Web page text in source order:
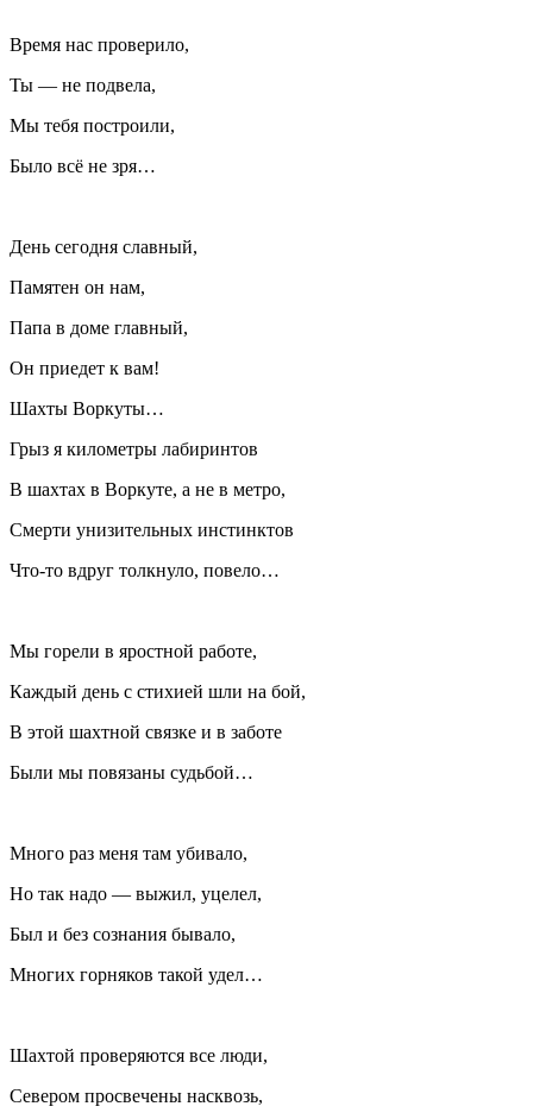
Время нас проверило,
Ты — не подвела,
Мы тебя построили,
Было всё не зря…
День сегодня славный,
Памятен он нам,
Папа в доме главный,
Он приедет к вам!
Шахты Воркуты…
Грыз я километры лабиринтов
В шахтах в Воркуте, а не в метро,
Смерти унизительных инстинктов
Что-то вдруг толкнуло, повело…
Мы горели в яростной работе,
Каждый день с стихией шли на бой,
В этой шахтной связке и в заботе
Были мы повязаны судьбой…
Много раз меня там убивало,
Но так надо — выжил, уцелел,
Был и без сознания бывало,
Многих горняков такой удел…
Шахтой проверяются все люди,
Севером просвечены насквозь,